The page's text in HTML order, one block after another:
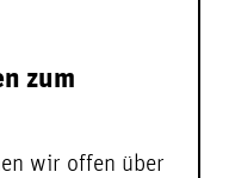
zum
wir offen über